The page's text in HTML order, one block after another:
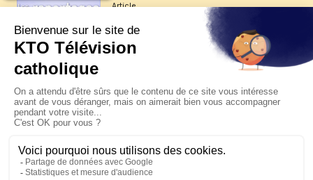
Article
Les reportages d'été 2026 de KTO
La visite pastorale du pape Léon
XIV à Assise à suivre sur KTO le
jeudi 6 août
Le pape en Uruguay, Argentine et
Pérou du 6 au 17 novembre 2026